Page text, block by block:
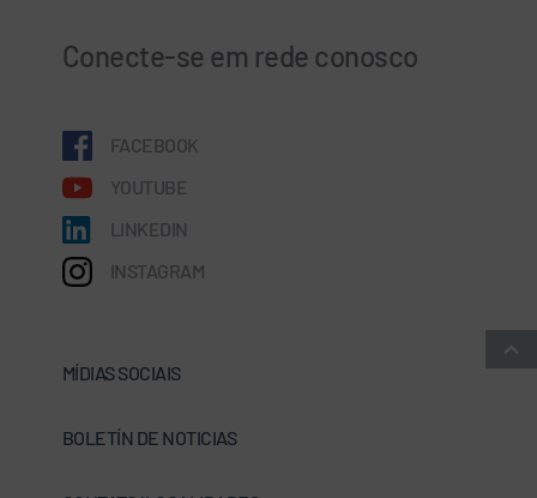
Conecte-se em rede conosco
FACEBOOK
YOUTUBE
LINKEDIN
INSTAGRAM
MÍDIAS SOCIAIS
BOLETÍN DE NOTICIAS